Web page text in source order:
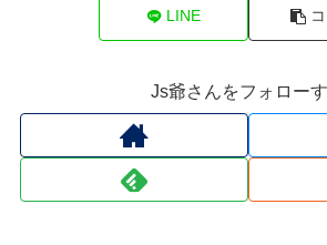
LINE
Js爺さんをフォロー